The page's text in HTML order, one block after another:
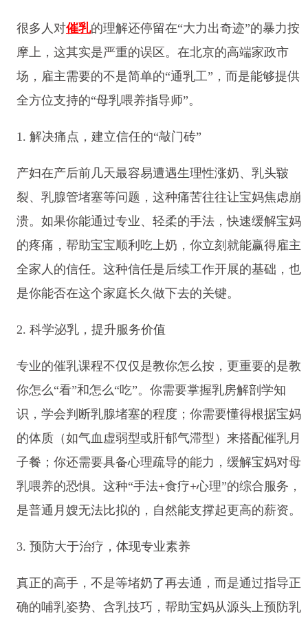
很多人对催乳的理解还停留在“大力出奇迹”的暴力按
摩上，这其实是严重的误区。在北京的高端家政市
场，雇主需要的不是简单的“通乳工”，而是能够提供
全方位支持的“母乳喂养指导师”。
1. 解决痛点，建立信任的“敲门砖”
产妇在产后前几天最容易遭遇生理性涨奶、乳头皲
裂、乳腺管堵塞等问题，这种痛苦往往让宝妈焦虑崩
溃。如果你能通过专业、轻柔的手法，快速缓解宝妈
的疼痛，帮助宝宝顺利吃上奶，你立刻就能赢得雇主
全家人的信任。这种信任是后续工作开展的基础，也
是你能否在这个家庭长久做下去的关键。
2. 科学泌乳，提升服务价值
专业的催乳课程不仅仅是教你怎么按，更重要的是教
你怎么“看”和怎么“吃”。你需要掌握乳房解剖学知
识，学会判断乳腺堵塞的程度；你需要懂得根据宝妈
的体质（如气血虚弱型或肝郁气滞型）来搭配催乳月
子餐；你还需要具备心理疏导的能力，缓解宝妈对母
乳喂养的恐惧。这种“手法+食疗+心理”的综合服务，
是普通月嫂无法比拟的，自然能支撑起更高的薪资。
3. 预防大于治疗，体现专业素养
真正的高手，不是等堵奶了再去通，而是通过指导正
确的哺乳姿势、含乳技巧，帮助宝妈从源头上预防乳